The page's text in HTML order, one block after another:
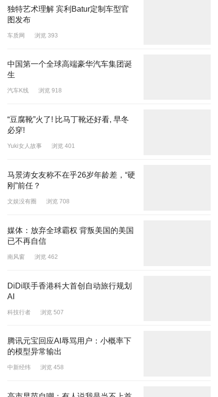
独特艺术理解 宾利Batur定制车型官
图发布
车质网 浏览 393
中国第一个全球高端豪华汽车集团诞
生
汽车K线 浏览 918
“豆腐靴”火了! 比马丁靴还好看, 早冬
必穿!
Yuki女人故事 浏览 401
马景涛女友称不在乎26岁年龄差，“硬
刚”前任？
文娱没有圈 浏览 708
媒体：放弃全球霸权 背叛美国的美国
已不再自信
南风窗 浏览 462
DiDi联手香港科大首创自动旅行规划
AI
科技行者 浏览 507
腾讯元宝回应AI辱骂用户：小概率下
的模型异常输出
中新经纬 浏览 458